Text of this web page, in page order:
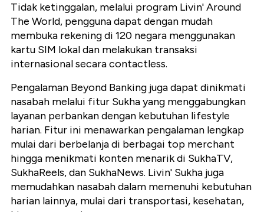
Tidak ketinggalan, melalui program Livin' Around
The World, pengguna dapat dengan mudah
membuka rekening di 120 negara menggunakan
kartu SIM lokal dan melakukan transaksi
internasional secara contactless.
Pengalaman Beyond Banking juga dapat dinikmati
nasabah melalui fitur Sukha yang menggabungkan
layanan perbankan dengan kebutuhan lifestyle
harian. Fitur ini menawarkan pengalaman lengkap
mulai dari berbelanja di berbagai top merchant
hingga menikmati konten menarik di SukhaTV,
SukhaReels, dan SukhaNews. Livin' Sukha juga
memudahkan nasabah dalam memenuhi kebutuhan
harian lainnya, mulai dari transportasi, kesehatan,